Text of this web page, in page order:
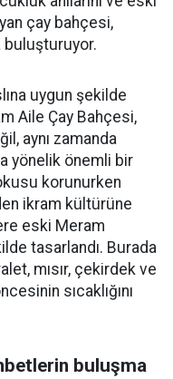
çay bahçesi,
buluşturuyor.
uygun şekilde
Aile Çay Bahçesi,
aynı zamanda
yönelik önemli bir
korunurken
ikram kültürüne
eski Meram
tasarlandı. Burada
mısır, çekirdek ve
sıcaklığını
buluşma